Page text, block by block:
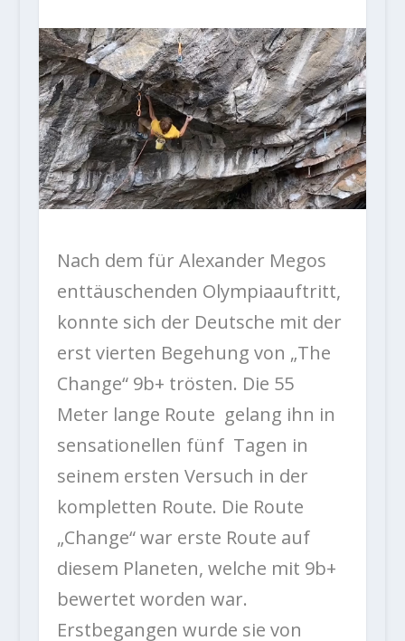
Nach dem für Alexander Megos
enttäuschenden Olympiaauftritt,
konnte sich der Deutsche mit der
erst vierten Begehung von „The
Change“ 9b+ trösten. Die 55
Meter lange Route gelang ihn in
sensationellen fünf Tagen in
seinem ersten Versuch in der
kompletten Route. Die Route
„Change“ war erste Route auf
diesem Planeten, welche mit 9b+
bewertet worden war.
Erstbegangen wurde sie von